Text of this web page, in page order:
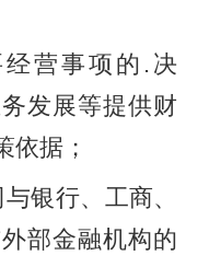
营事项的.决
发展等提供财
依据；
银行、工商、
部金融机构的